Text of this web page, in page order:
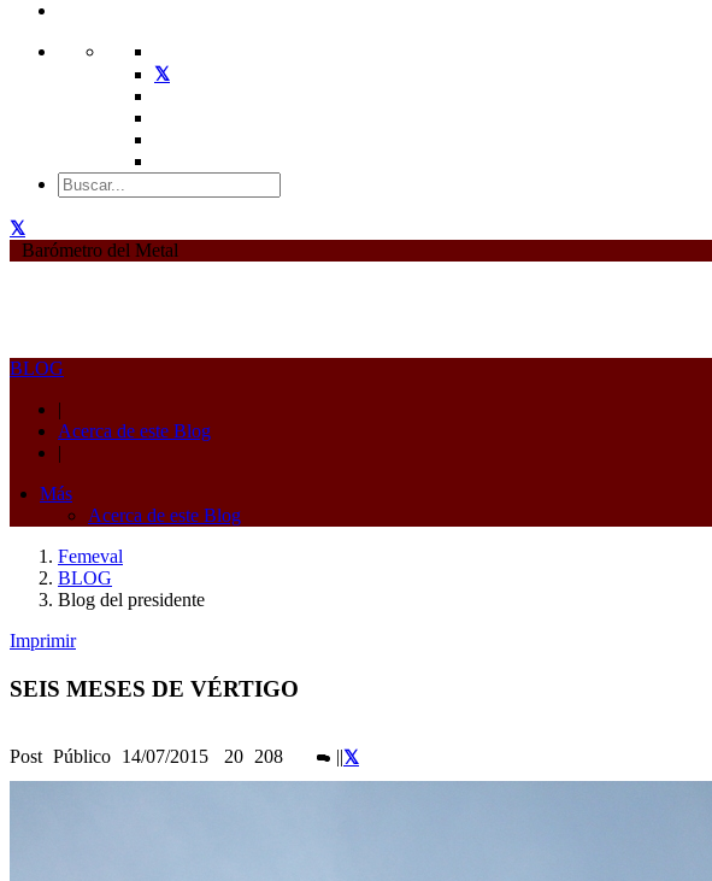
Barómetro del Metal
BLOG
|
Acerca de este Blog
|
Más
Acerca de este Blog
Femeval
BLOG
Blog del presidente
Imprimir
SEIS MESES DE VÉRTIGO
Post Público 14/07/2015 20 208 ||